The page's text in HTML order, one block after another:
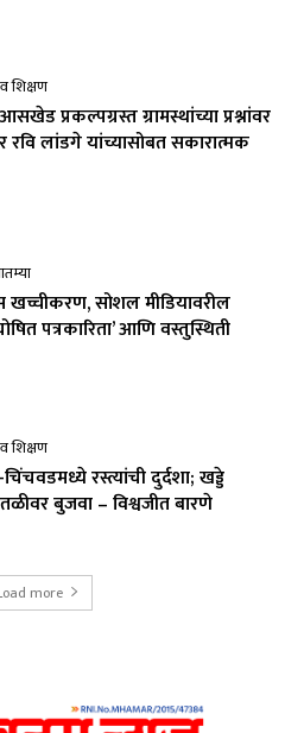
शिक्षण
प्रकल्पग्रस्त ग्रामस्थांच्या प्रश्नांवर
रवि लांडगे यांच्यासोबत सकारात्मक
खच्चीकरण, सोशल मीडियावरील
पत्रकारिता’ आणि वस्तुस्थिती
शिक्षण
चिंचवडमध्ये रस्त्यांची दुर्दशा; खड्डे
बुजवा – विश्वजीत बारणे
more